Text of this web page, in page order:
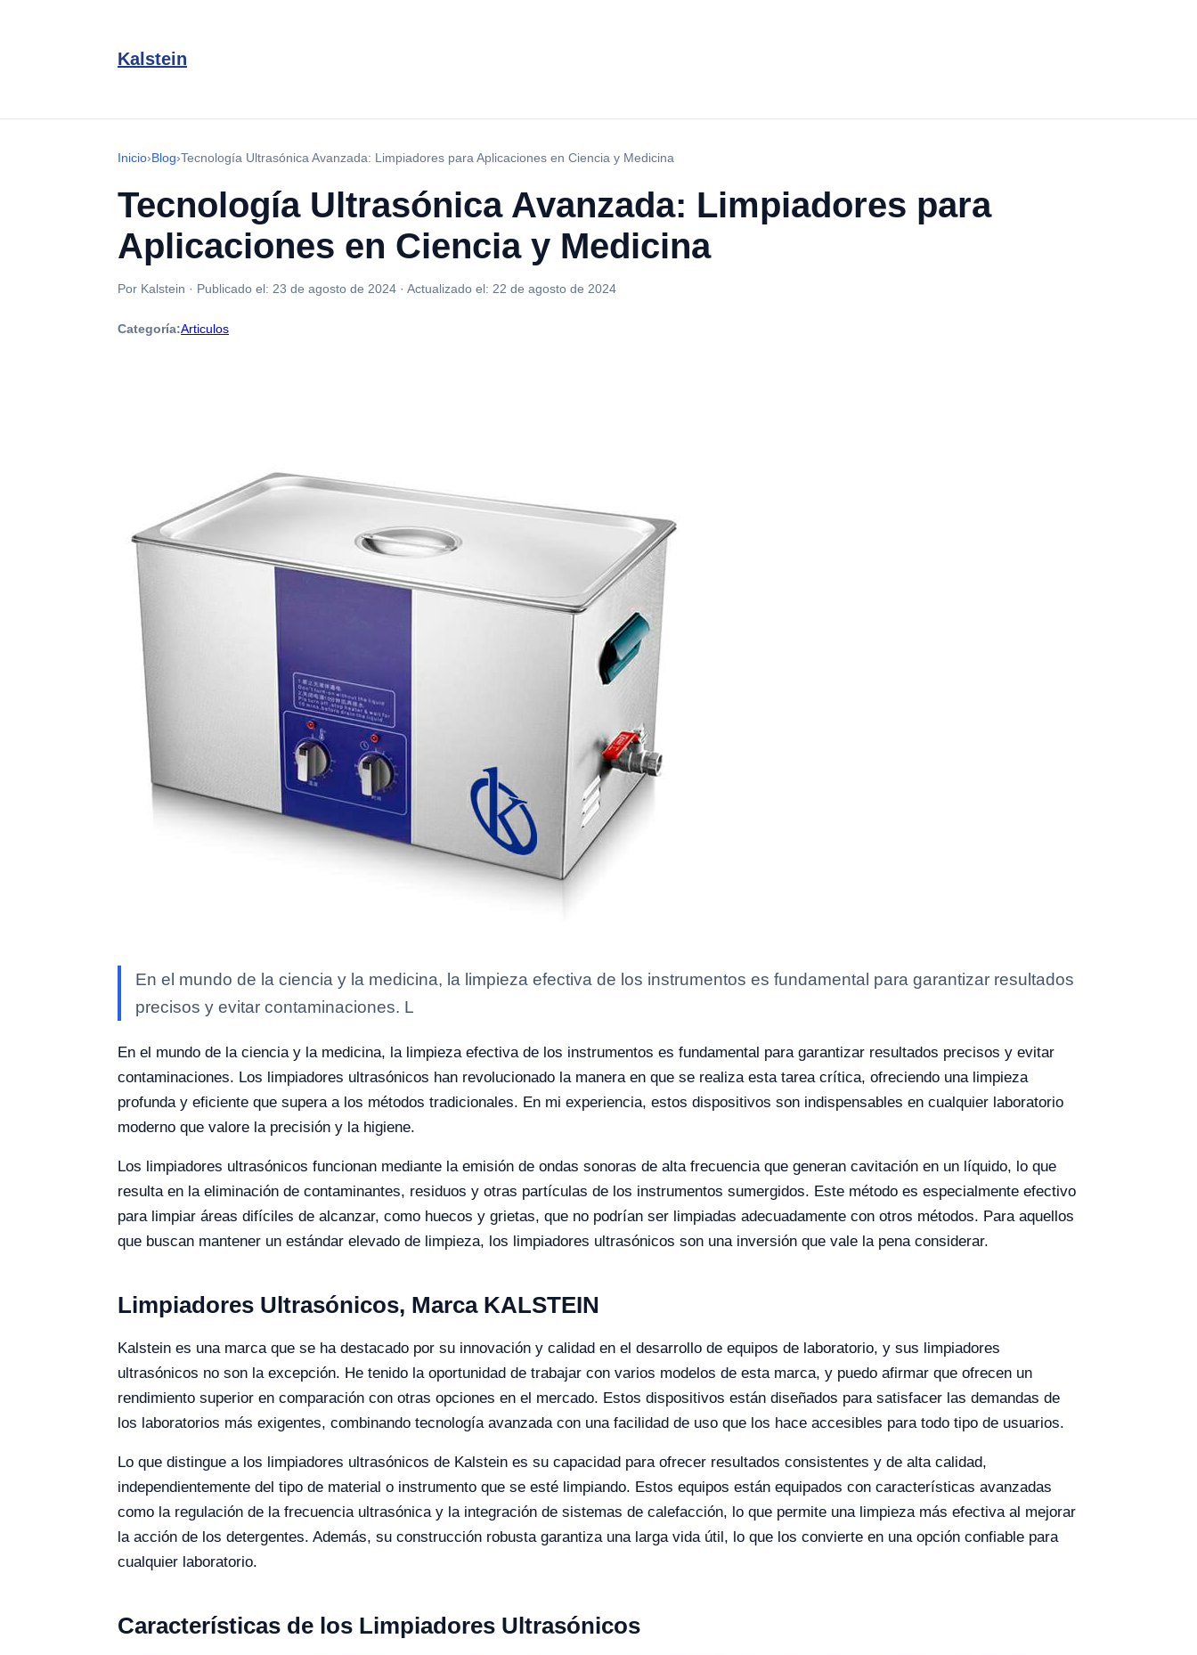
Kalstein
Inicio›Blog›Tecnología Ultrasónica Avanzada: Limpiadores para Aplicaciones en Ciencia y Medicina
Tecnología Ultrasónica Avanzada: Limpiadores para
Aplicaciones en Ciencia y Medicina
Por Kalstein · Publicado el: 23 de agosto de 2024 · Actualizado el: 22 de agosto de 2024
Categoría:Articulos
En el mundo de la ciencia y la medicina, la limpieza efectiva de los instrumentos es fundamental para garantizar resultados
precisos y evitar contaminaciones. L
En el mundo de la ciencia y la medicina, la limpieza efectiva de los instrumentos es fundamental para garantizar resultados precisos y evitar
contaminaciones. Los limpiadores ultrasónicos han revolucionado la manera en que se realiza esta tarea crítica, ofreciendo una limpieza
profunda y eficiente que supera a los métodos tradicionales. En mi experiencia, estos dispositivos son indispensables en cualquier laboratorio
moderno que valore la precisión y la higiene.
Los limpiadores ultrasónicos funcionan mediante la emisión de ondas sonoras de alta frecuencia que generan cavitación en un líquido, lo que
resulta en la eliminación de contaminantes, residuos y otras partículas de los instrumentos sumergidos. Este método es especialmente efectivo
para limpiar áreas difíciles de alcanzar, como huecos y grietas, que no podrían ser limpiadas adecuadamente con otros métodos. Para aquellos
que buscan mantener un estándar elevado de limpieza, los limpiadores ultrasónicos son una inversión que vale la pena considerar.
Limpiadores Ultrasónicos, Marca KALSTEIN
Kalstein es una marca que se ha destacado por su innovación y calidad en el desarrollo de equipos de laboratorio, y sus limpiadores
ultrasónicos no son la excepción. He tenido la oportunidad de trabajar con varios modelos de esta marca, y puedo afirmar que ofrecen un
rendimiento superior en comparación con otras opciones en el mercado. Estos dispositivos están diseñados para satisfacer las demandas de
los laboratorios más exigentes, combinando tecnología avanzada con una facilidad de uso que los hace accesibles para todo tipo de usuarios.
Lo que distingue a los limpiadores ultrasónicos de Kalstein es su capacidad para ofrecer resultados consistentes y de alta calidad,
independientemente del tipo de material o instrumento que se esté limpiando. Estos equipos están equipados con características avanzadas
como la regulación de la frecuencia ultrasónica y la integración de sistemas de calefacción, lo que permite una limpieza más efectiva al mejorar
la acción de los detergentes. Además, su construcción robusta garantiza una larga vida útil, lo que los convierte en una opción confiable para
cualquier laboratorio.
Características de los Limpiadores Ultrasónicos